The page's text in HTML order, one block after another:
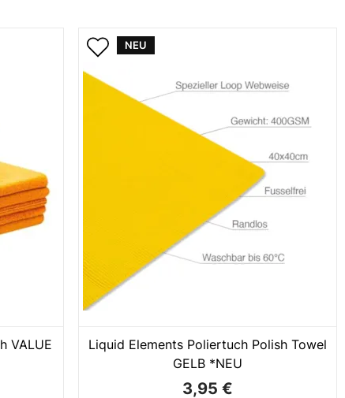
VALUE
NEU
Liquid Elements Poliertuch Polish Towel
GELB *NEU
3,95 €